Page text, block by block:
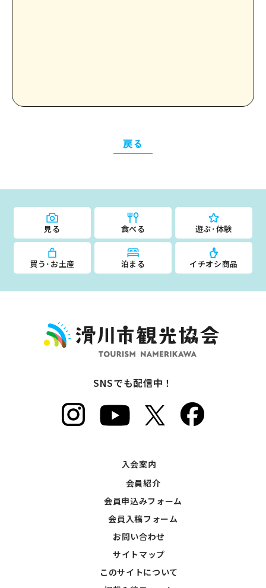
戻る
見る 食べる 遊ぶ･体験
買う･お土産 泊まる イチオシ商品
SNSでも配信中！
入会案内
会員紹介
会員申込みフォーム
会員入稿フォーム
お問い合わせ
サイトマップ
このサイトについて